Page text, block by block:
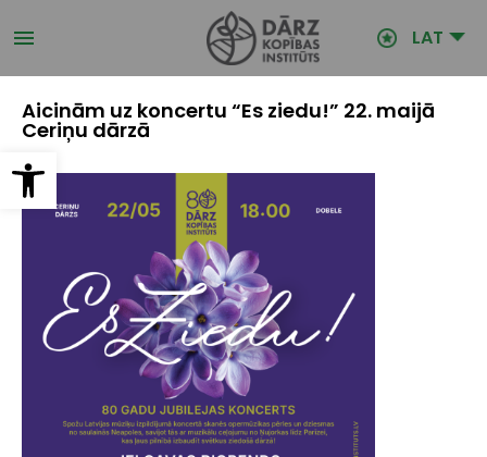
Open toolbar
uz
galveno LAT
Aicinām uz koncertu “Es ziedu!” 22. maijā
Ceriņu dārzā